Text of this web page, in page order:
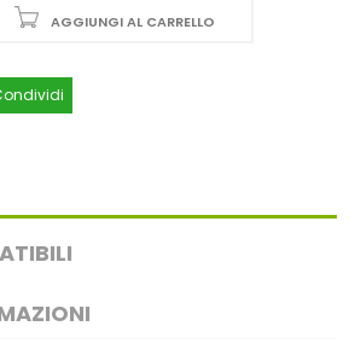
AGGIUNGI AL CARRELLO